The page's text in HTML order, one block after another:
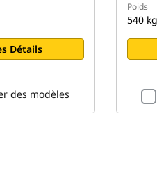
Détails
des modèles
Poids
540 kg